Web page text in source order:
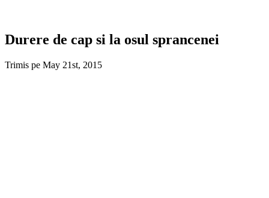
Durere de cap si la osul sprancenei
Trimis pe May 21st, 2015